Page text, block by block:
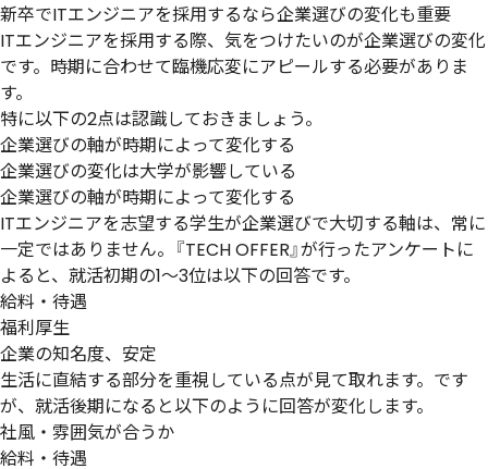
新卒でITエンジニアを採用するなら企業選びの変化も重要
ITエンジニアを採用する際、気をつけたいのが企業選びの変化
です。時期に合わせて臨機応変にアピールする必要がありま
す。
特に以下の2点は認識しておきましょう。
企業選びの軸が時期によって変化する
企業選びの変化は大学が影響している
企業選びの軸が時期によって変化する
ITエンジニアを志望する学生が企業選びで大切する軸は、常に
一定ではありません。『TECH OFFER』が行ったアンケートに
よると、就活初期の1〜3位は以下の回答です。
給料・待遇
福利厚生
企業の知名度、安定
生活に直結する部分を重視している点が見て取れます。です
が、就活後期になると以下のように回答が変化します。
社風・雰囲気が合うか
給料・待遇